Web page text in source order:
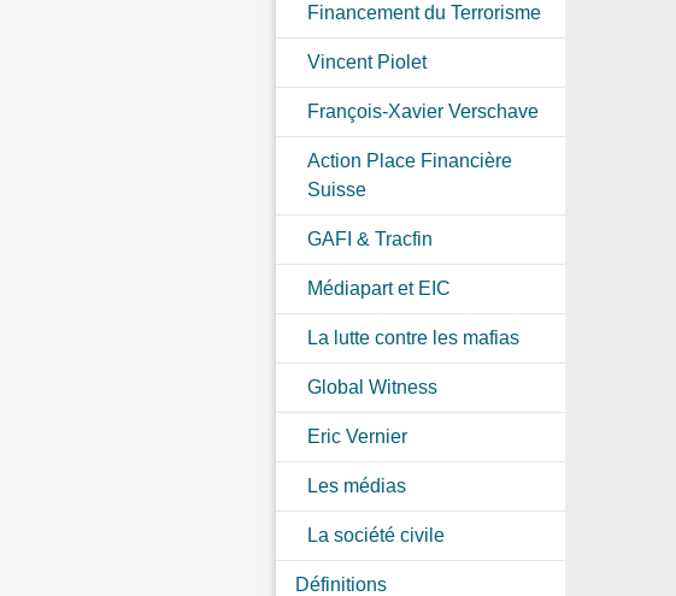
Financement du Terrorisme
Vincent Piolet
François-Xavier Verschave
Action Place Financière
Suisse
GAFI & Tracfin
Médiapart et EIC
La lutte contre les mafias
Global Witness
Eric Vernier
Les médias
La société civile
Définitions